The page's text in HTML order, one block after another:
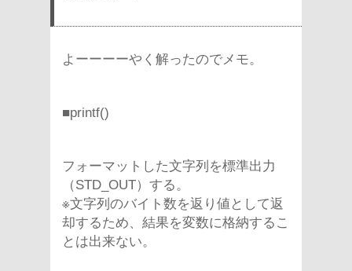
よーーーーやく解ったのでメモ。
■printf()
フォーマットした文字列を標準出力
（STD_OUT）する。
※文字列のバイト数を返り値として返
却するため、結果を変数に格納するこ
とは出来ない。